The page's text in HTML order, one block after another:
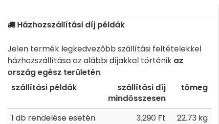
Házhozszállítási díj példák
Jelen termék legkedvezőbb szállítási feltételekkel
házhozszállítása az alábbi díjakkal történik az
ország egész területén:
szállítási példák
szállítási díj
mindösszesen
tömeg
1 db rendelése esetén 3.290 Ft
22.73 kg